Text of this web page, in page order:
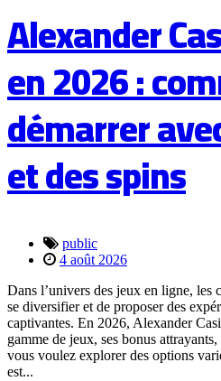
Alexander
en 2026 :
démarrer
et des spins
public
4 août 2026
Dans l’univers des jeux en ligne, les
se diversifier et de proposer des
captivantes. En 2026, Alexander
gamme de jeux, ses bonus
vous voulez explorer des options
est...